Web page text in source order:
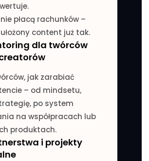
płacą rachunków –
content już tak.
dla twórców
jak zarabiać
– od mindsetu,
po system
na współpracach lub
produktach.
i projekty